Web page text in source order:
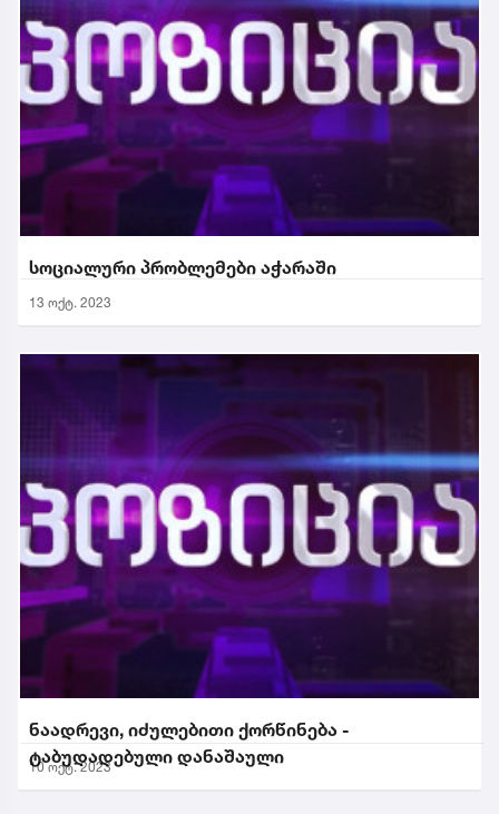
სოციალური პრობლემები აჭარაში
13 ოქტ. 2023
ნაადრევი, იძულებითი ქორწინება -
ტაბუდადებული დანაშაული
10 ოქტ. 2023